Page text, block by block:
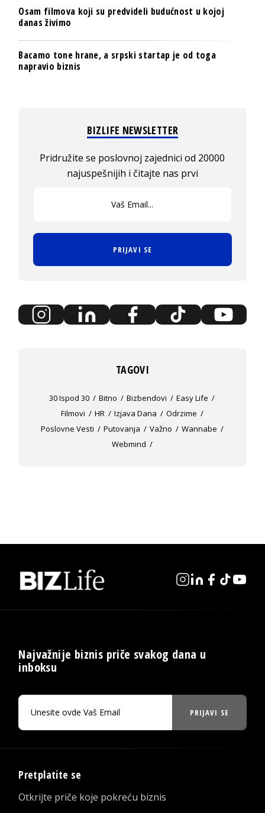
Osam filmova koji su predvideli budućnost u kojoj
danas živimo
Bacamo tone hrane, a srpski startap je od toga
napravio biznis
BIZLIFE NEWSLETTER
Pridružite se poslovnoj zajednici od 20000
najuspešnijih i čitajte nas prvi
PRIJAVI SE
TAGOVI
30 Ispod 30 Bitno Bizbendovi
Easy Life
Filmovi
HR Izjava Dana
Odrzime
Poslovne Vesti
Putovanja Važno
Wannabe
Webmind
Najvažnije biznis priče svakog dana u
inboksu
PRIJAVI SE
Pretplatite se
Otkrijte priče koje pokreću biznis